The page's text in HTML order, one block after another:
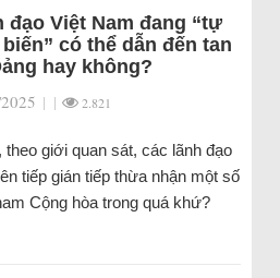
đạo Việt Nam đang “tự
có thể dẫn đến tan
hay không?
| | 2.821
theo giới quan sát, các lãnh đạo
tiếp gián tiếp thừa nhận một số
Cộng hòa trong quá khứ?